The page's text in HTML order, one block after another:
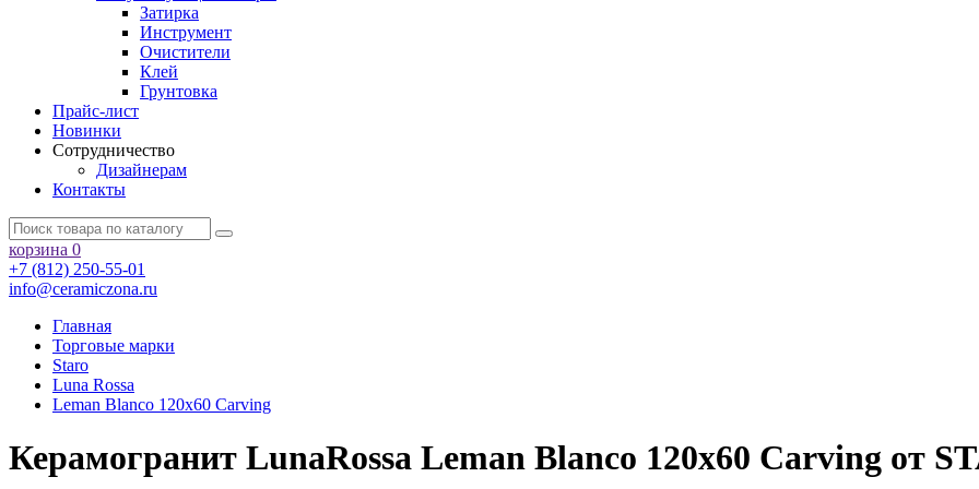
Затирка
Инструмент
Очистители
Клей
Грунтовка
Прайс-лист
Новинки
Сотрудничество
Дизайнерам
Контакты
корзина 0
+7 (812) 250-55-01
info@ceramiczona.ru
Главная
Торговые марки
Staro
Luna Rossa
Leman Blanco 120x60 Carving
Керамогранит LunaRossa Leman Blanco 120x60 Carving от